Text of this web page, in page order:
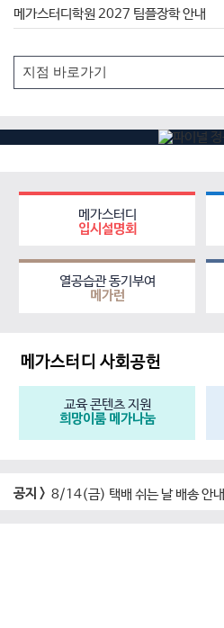
메가스터디학원 2027 팀플장학 안내
메가스터디
입시설명회
열공습관 동기부여
메가런
메가스터디 사회공헌
교육 콘텐츠 지원
희망이룸 메가나눔
공지 > 8/14(금) 택배 쉬는 날 배송 안내